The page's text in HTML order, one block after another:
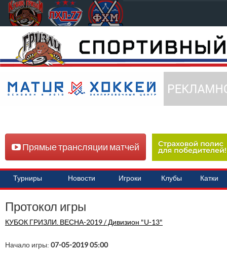
Прямые трансляции матчей
Турниры Новости Игроки Клубы Катки
Протокол игры
КУБОК ГРИЗЛИ. ВЕСНА-2019 / Дивизион "U-13"
Начало игры: 07-05-2019 05:00